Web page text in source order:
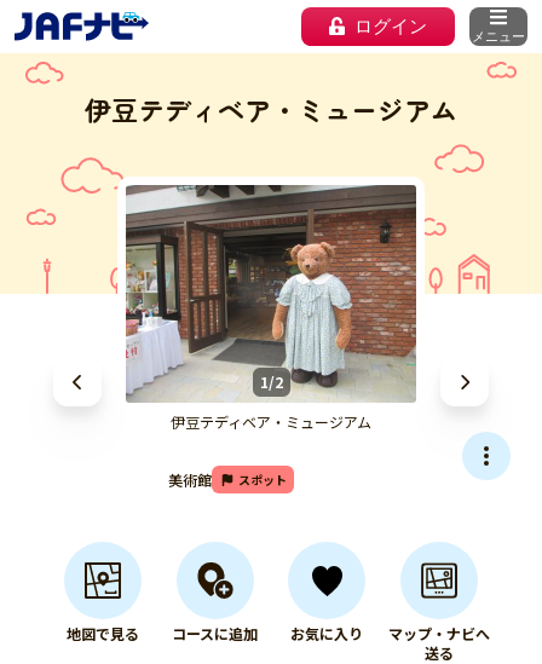
ログイン メニュー
伊豆テディベア・ミュージアム
1/2
伊豆テディベア・ミュージアム
美術館 スポット
地図で見る コースに追加 お気に入り
マップ・ナビへ
送る